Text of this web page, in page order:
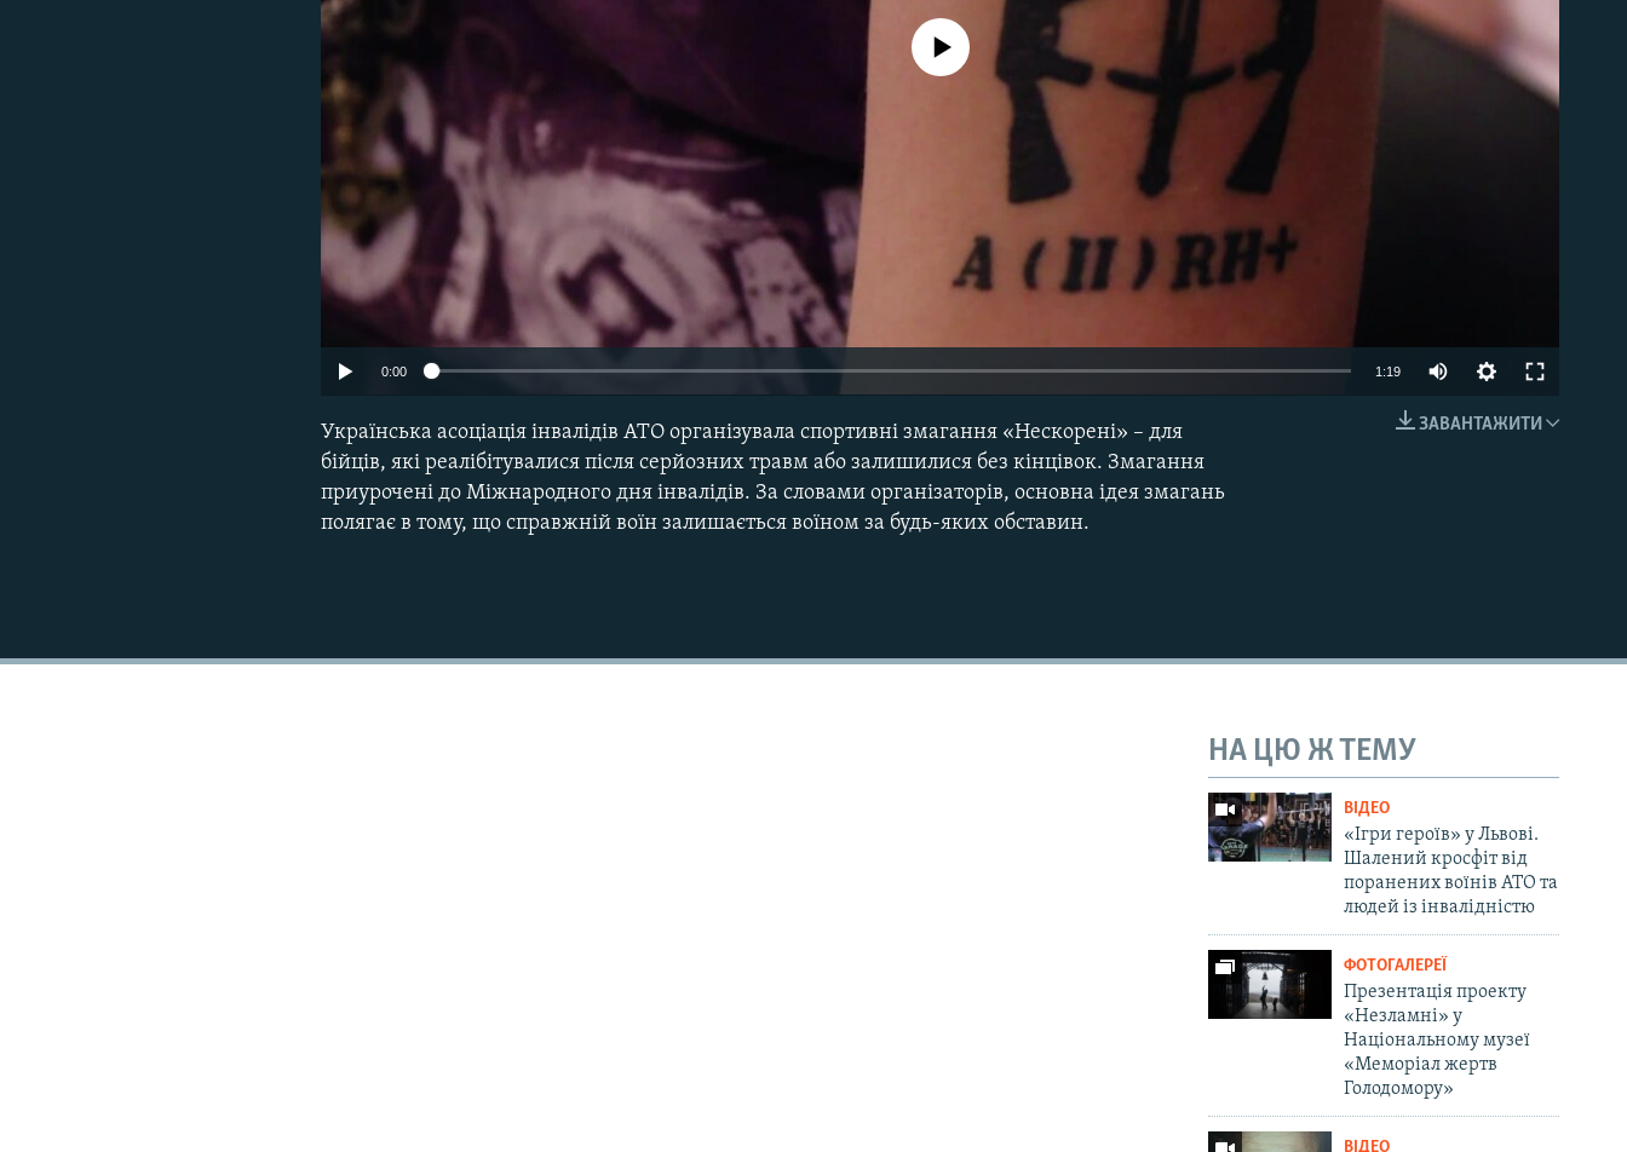
No media source currently available
0:00 1:19
ЗАВАНТАЖИТИ
Українська асоціація інвалідів АТО організувала спортивні змагання «Нескорені» – для
бійців, які реалібітувалися після серйозних травм або залишилися без кінцівок. Змагання
приурочені до Міжнародного дня інвалідів. За словами організаторів, основна ідея змагань
полягає в тому, що справжній воїн залишається воїном за будь-яких обставин.
НА ЦЮ Ж ТЕМУ
ВІДЕО
«Ігри героїв» у Львові.
Шалений кросфіт від
поранених воїнів АТО та
людей із інвалідністю
ФОТОГАЛЕРЕЇ
Презентація проекту
«Незламні» у
Національному музеї
«Меморіал жертв
Голодомору»
ВІДЕО